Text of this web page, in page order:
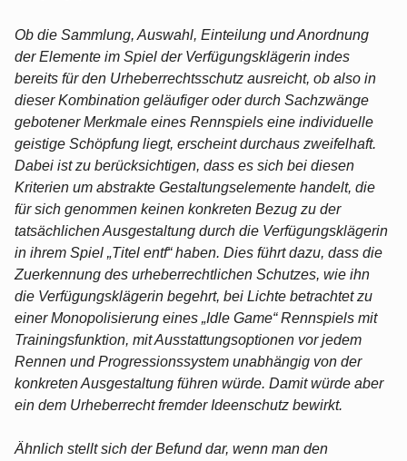
Ob die Sammlung, Auswahl, Einteilung und Anordnung
der Elemente im Spiel der Verfügungsklägerin indes
bereits für den Urheberrechtsschutz ausreicht, ob also in
dieser Kombination geläufiger oder durch Sachzwänge
gebotener Merkmale eines Rennspiels eine individuelle
geistige Schöpfung liegt, erscheint durchaus zweifelhaft.
Dabei ist zu berücksichtigen, dass es sich bei diesen
Kriterien um abstrakte Gestaltungselemente handelt, die
für sich genommen keinen konkreten Bezug zu der
tatsächlichen Ausgestaltung durch die Verfügungsklägerin
in ihrem Spiel „Titel entf“ haben. Dies führt dazu, dass die
Zuerkennung des urheberrechtlichen Schutzes, wie ihn
die Verfügungsklägerin begehrt, bei Lichte betrachtet zu
einer Monopolisierung eines „Idle Game“ Rennspiels mit
Trainingsfunktion, mit Ausstattungsoptionen vor jedem
Rennen und Progressionssystem unabhängig von der
konkreten Ausgestaltung führen würde. Damit würde aber
ein dem Urheberrecht fremder Ideenschutz bewirkt.
Ähnlich stellt sich der Befund dar, wenn man den